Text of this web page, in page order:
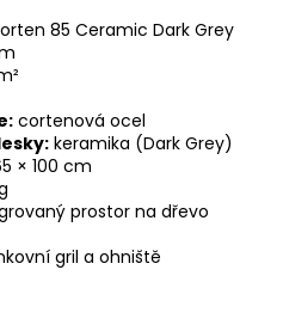
85 Ceramic Dark Grey
cortenová ocel
keramika (Dark Grey)
× 100 cm
prostor na dřevo
gril a ohniště